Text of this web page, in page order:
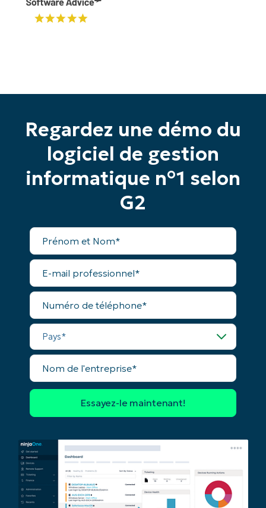
Regardez une démo du
logiciel de gestion
informatique n°1 selon
G2
Prénom
Nom*
E-
mail
professionnel*
Numéro
téléphone*
Pays*
Nom
l'entreprise*
Nom*
Company